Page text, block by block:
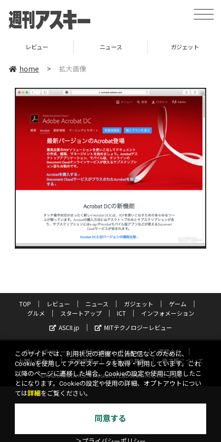
toggle
レビュー ニュース ガジェット
home > 拡大画像
TOP レビュー ニュース ガジェット
ゲーム
グルメ
スタートアップ ICT
インフォメーション
ASCII.jp
MITテクノロジーレビュー
サイトポリシー プライバシーポリシー
運営会社
お問い合わせ
広告掲載 スタッフ募集
電子版について
©KADOKAWA ASCII Research Laboratories, Inc. 2026
このサイトでは、利用状況の把握や広告配信などのために、
Cookieを使用してアクセスデータを取得・利用しています。これ
以降のページに遷移した場合、Cookieの設定や使用に同意したこ
とになります。Cookieの設定や使用の詳細、オプトアウトについ
ては詳細 をご覧ください。
同意する